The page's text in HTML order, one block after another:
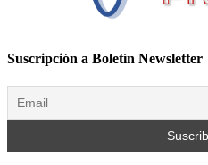
Suscripción a Boletín Newsletter